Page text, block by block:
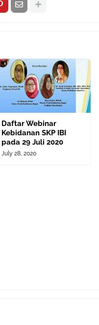
Daftar Webinar
Kebidanan SKP IBI
pada 29 Juli 2020
July 28, 2020